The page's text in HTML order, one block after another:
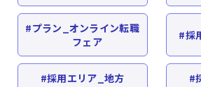
プラン_オンライン転職
フェア
採
採用エリア_地方